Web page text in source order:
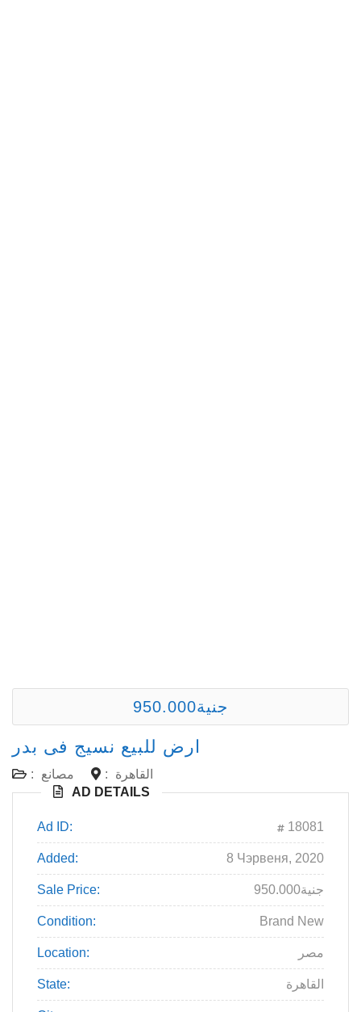
950.000جنية
ارض للبيع نسيج فى بدر
: مصانع :
القاهرة
AD DETAILS
Ad ID: 18081
Added: 8 Чэрвеня, 2020
Sale Price: 950.000جنية
Condition: Brand New
Location: مصر
State: القاهرة